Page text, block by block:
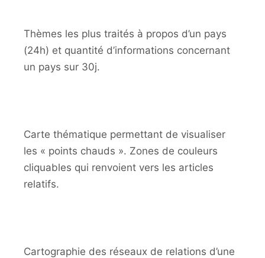
Thèmes les plus traités à propos d’un pays
(24h) et quantité d’informations concernant
un pays sur 30j.
Carte thématique permettant de visualiser
les « points chauds ». Zones de couleurs
cliquables qui renvoient vers les articles
relatifs.
Cartographie des réseaux de relations d’une